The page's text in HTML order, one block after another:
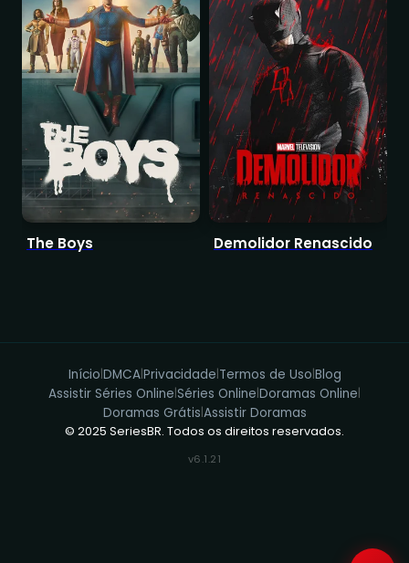
The Boys Demolidor Renascido
Início|DMCA|Privacidade|Termos de Uso|Blog
Assistir Séries Online|Séries Online|Doramas Online|
Doramas Grátis|Assistir Doramas
© 2025 SeriesBR. Todos os direitos reservados.
v6.1.21